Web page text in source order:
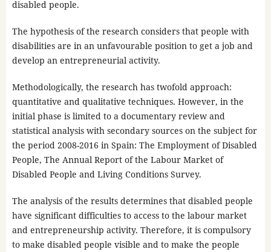
disabled people.
The hypothesis of the research considers that people with
disabilities are in an unfavourable position to get a job and
develop an entrepreneurial activity.
Methodologically, the research has twofold approach:
quantitative and qualitative techniques. However, in the
initial phase is limited to a documentary review and
statistical analysis with secondary sources on the subject for
the period 2008-2016 in Spain: The Employment of Disabled
People, The Annual Report of the Labour Market of
Disabled People and Living Conditions Survey.
The analysis of the results determines that disabled people
have significant difficulties to access to the labour market
and entrepreneurship activity. Therefore, it is compulsory
to make disabled people visible and to make the people